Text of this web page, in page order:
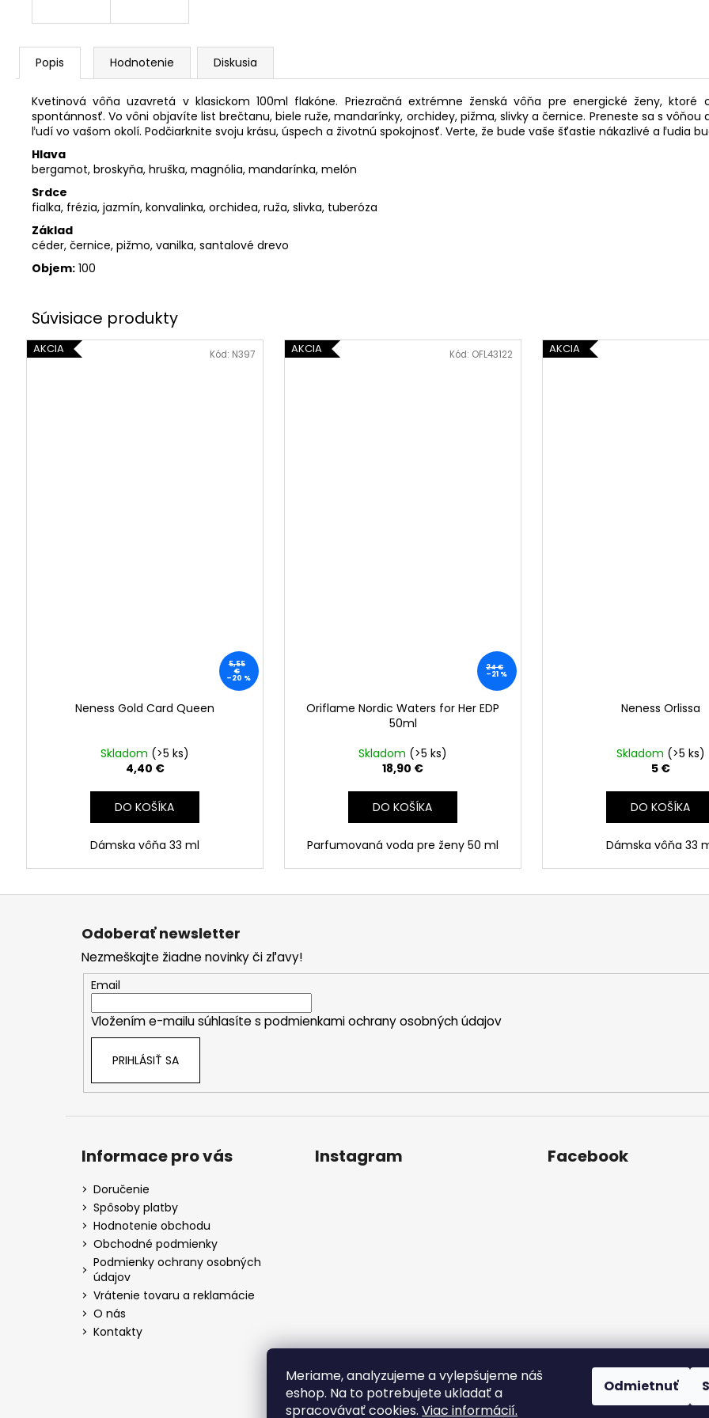
Meriame, analyzujeme a vylepšujeme náš
eshop. Na to potrebujete ukladať a
spracovávať cookies. Viac informácií.
Odmietnuť
Popis Hodnotenie Diskusia
Kvetinová vôňa uzavretá v klasickom 100ml flakóne. Priezračná extrémne ženská vôňa pre energické ženy,
spontánnosť. Vo vôni objavíte list brečtanu, biele ruže, mandarínky, orchidey, pižma, slivky a černice. Preneste sa s
ľudí vo vašom okolí. Podčiarknite svoju krásu, úspech a životnú spokojnosť. Verte, že bude vaše šťastie nákazlivé a ľudia
Hlava
bergamot, broskyňa, hruška, magnólia, mandarínka, melón
Srdce
fialka, frézia, jazmín, konvalinka, orchidea, ruža, slivka, tuberóza
Základ
céder, černice, pižmo, vanilka, santalové drevo
Objem: 100
AKCIA
5,55
€
–20 %
Neness Gold Card Queen
Skladom (>5 ks)
4,40 €
DO KOŠÍKA
Dámska vôňa 33 ml
Kód: N397 AKCIA
24 €
–21 %
Oriflame Nordic Waters for Her EDP
50ml
Skladom (>5 ks)
18,90 €
DO KOŠÍKA
Parfumovaná voda pre ženy 50 ml
Kód: OFL43122 AKCIA
Neness Orlissa
Skladom (>5 ks)
5 €
DO KOŠÍKA
Dámska vôňa 33
Odoberať newsletter
Nezmeškajte žiadne novinky či zľavy!
Email
Vložením e-mailu súhlasíte s podmienkami ochrany osobných údajov
PRIHLÁSIŤ SA
Informace pro vás
Doručenie
Spôsoby platby
Hodnotenie obchodu
Obchodné podmienky
Podmienky ochrany osobných
údajov
Vrátenie tovaru a reklamácie
O nás
Kontakty
Instagram
Sledovať na Instagrame
Facebook